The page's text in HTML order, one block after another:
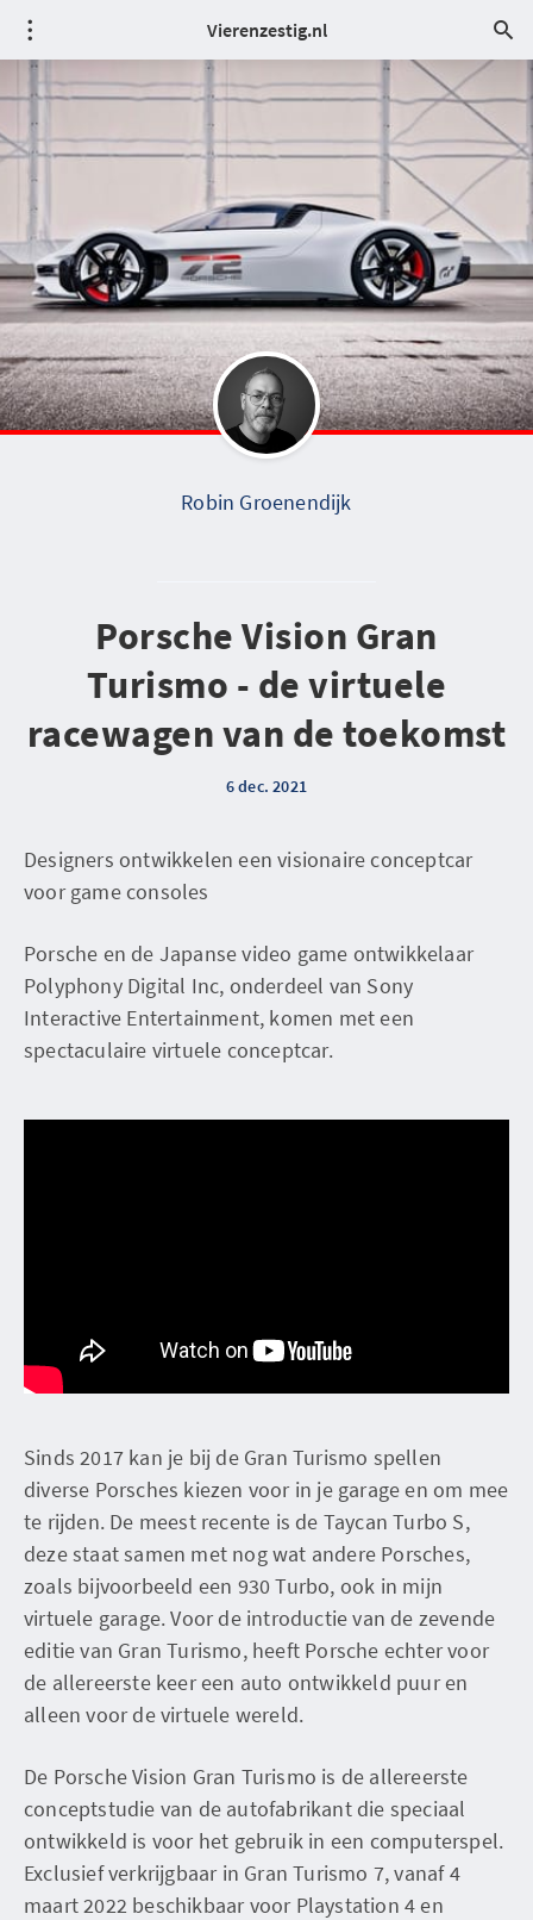
Vierenzestig.nl
Robin Groenendijk
Porsche Vision Gran
Turismo - de virtuele
racewagen van de toekomst
6 dec. 2021
Designers ontwikkelen een visionaire conceptcar
voor game consoles
Porsche en de Japanse video game ontwikkelaar
Polyphony Digital Inc, onderdeel van Sony
Interactive Entertainment, komen met een
spectaculaire virtuele conceptcar.
Sinds 2017 kan je bij de Gran Turismo spellen
diverse Porsches kiezen voor in je garage en om mee
te rijden. De meest recente is de Taycan Turbo S,
deze staat samen met nog wat andere Porsches,
zoals bijvoorbeeld een 930 Turbo, ook in mijn
virtuele garage. Voor de introductie van de zevende
editie van Gran Turismo, heeft Porsche echter voor
de allereerste keer een auto ontwikkeld puur en
alleen voor de virtuele wereld.
De Porsche Vision Gran Turismo is de allereerste
conceptstudie van de autofabrikant die speciaal
ontwikkeld is voor het gebruik in een computerspel.
Exclusief verkrijgbaar in Gran Turismo 7, vanaf 4
maart 2022 beschikbaar voor Playstation 4 en